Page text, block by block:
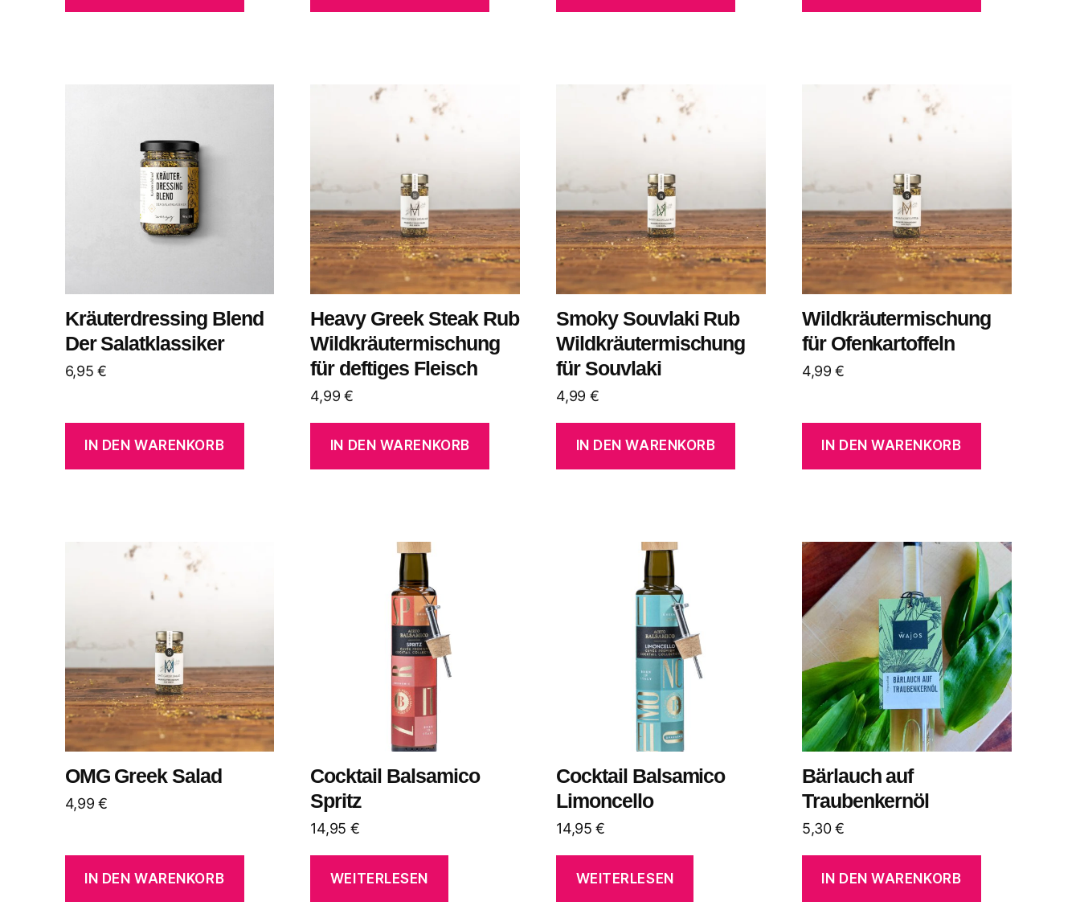
Kräuterdressing Blend
Der Salatklassiker
6,95€
IN DEN WARENKORB
Heavy Greek Steak Rub
Wildkräutermischung
für deftiges Fleisch
4,99 €
IN DEN WARENKORB
Smoky Souvlaki Rub
Wildkräutermischung
für Souvlaki
4,99 €
IN DEN WARENKORB
Wildkräutermischung
für Ofenkartoffeln
4,99€
IN DEN WARENKORB
OMG Greek Salad
4,99€
IN DEN WARENKORB
Cocktail Balsamico
Spritz
14,95 €
WEITERLESEN
Cocktail Balsamico
Limoncello
14,95€
WEITERLESEN
Bärlauch auf
Traubenkernöl
5,30€
IN DEN WARENKORB